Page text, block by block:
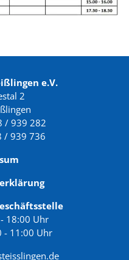
e.V.
2
/ 939 282
/ 939 736
18:00 Uhr
- 11:00 Uhr